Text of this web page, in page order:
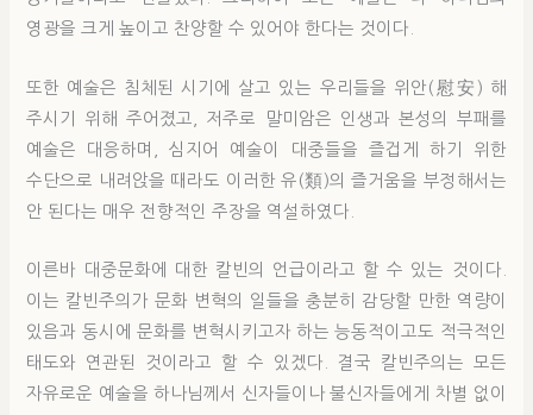
영광을 크게 높이고 찬양할 수 있어야 한다는 것이다.
또한 예술은 침체된 시기에 살고 있는 우리들을 위안(慰安) 해
주시기 위해 주어졌고, 저주로 말미암은 인생과 본성의 부패를
예술은 대응하며, 심지어 예술이 대중들을 즐겁게 하기 위한
수단으로 내려앉을 때라도 이러한 유(類)의 즐거움을 부정해서는
안 된다는 매우 전향적인 주장을 역설하였다.
이른바 대중문화에 대한 칼빈의 언급이라고 할 수 있는 것이다.
이는 칼빈주의가 문화 변혁의 일들을 충분히 감당할 만한 역량이
있음과 동시에 문화를 변혁시키고자 하는 능동적이고도 적극적인
태도와 연관된 것이라고 할 수 있겠다. 결국 칼빈주의는 모든
자유로운 예술을 하나님께서 신자들이나 불신자들에게 차별 없이